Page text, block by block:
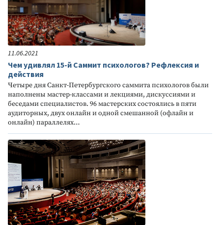
11.06.2021
Чем удивлял 15-й Саммит психологов? Рефлексия и
действия
Четыре дня Санкт-Петербургского саммита психологов были
наполнены мастер-классами и лекциями, дискуссиями и
беседами специалистов. 96 мастерских состоялись в пяти
аудиторных, двух онлайн и одной смешанной (офлайн и
онлайн) параллелях…